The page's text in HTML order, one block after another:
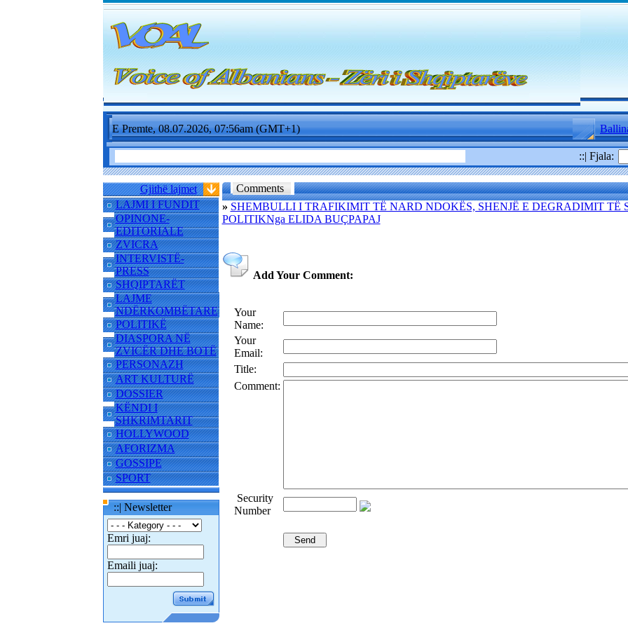
E Premte, 08.07.2026, 07:56am (GMT+1)
::| Fjala:
Gjithë lajmet
LAJMI I FUNDIT
OPINONE-
EDITORIALE
ZVICRA
INTERVISTË-
PRESS
SHQIPTARËT
LAJME
NDËRKOMBËTARE
POLITIKË
DIASPORA NË
ZVICËR DHE BOTË
PERSONAZH
ART KULTURË
DOSSIER
KËNDI I
SHKRIMTARIT
HOLLYWOOD
AFORIZMA
GOSSIPE
SPORT
::| Newsletter
Emri juaj:
Emaili juaj:
Comments
» SHEMBULLI I TRAFIKIMIT TË NARD NDOKËS, SHENJË E DEGRADIMIT TË
POLITIKNga ELIDA BUÇPAPAJ
Add Your Comment:
Your
Name:
Your
Email:
Title:
Comment:
Security
Number